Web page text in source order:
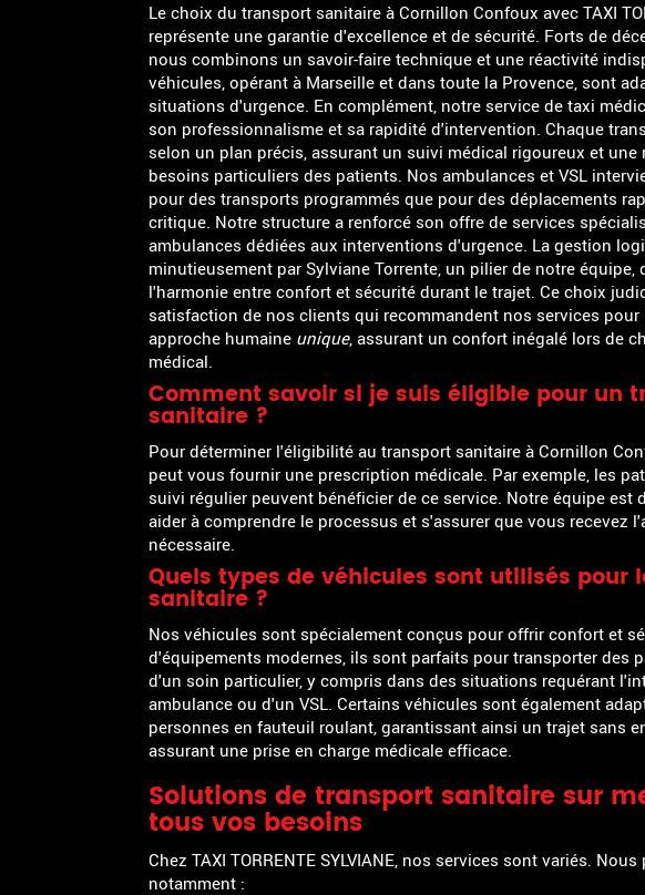
Le choix du transport sanitaire à Cornillon Confoux avec TAXI
représente une garantie d'excellence et de sécurité. Forts de
nous combinons un savoir-faire technique et une réactivité
véhicules, opérant à Marseille et dans toute la Provence, sont
situations d'urgence. En complément, notre service de taxi
son professionnalisme et sa rapidité d'intervention. Chaque
selon un plan précis, assurant un suivi médical rigoureux et une
besoins particuliers des patients. Nos ambulances et VSL
pour des transports programmés que pour des déplacements
critique. Notre structure a renforcé son offre de services
ambulances dédiées aux interventions d'urgence. La gestion
minutieusement par Sylviane Torrente, un pilier de notre équipe,
l'harmonie entre confort et sécurité durant le trajet. Ce choix
satisfaction de nos clients qui recommandent nos services
approche humaine unique, assurant un confort inégalé lors de
médical.
Comment savoir si je suis éligible pour un
sanitaire ?
Pour déterminer l'éligibilité au transport sanitaire à Cornillon
peut vous fournir une prescription médicale. Par exemple, les
suivi régulier peuvent bénéficier de ce service. Notre équipe est
aider à comprendre le processus et s'assurer que vous recevez
nécessaire.
Quels types de véhicules sont utilisés pour
sanitaire ?
Nos véhicules sont spécialement conçus pour offrir confort et
d'équipements modernes, ils sont parfaits pour transporter des
d'un soin particulier, y compris dans des situations requérant
ambulance ou d'un VSL. Certains véhicules sont également
personnes en fauteuil roulant, garantissant ainsi un trajet sans
assurant une prise en charge médicale efficace.
Solutions de transport sanitaire sur
tous vos besoins
Chez TAXI TORRENTE SYLVIANE, nos services sont variés.
notamment :